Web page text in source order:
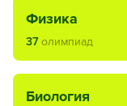
физика
37 олимпиад
биология